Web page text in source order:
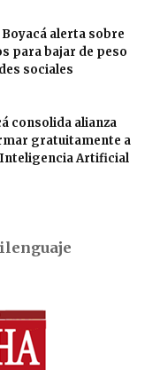
alerta sobre
para bajar de peso
sociales
consolida alianza
gratuitamente a
Inteligencia Artificial